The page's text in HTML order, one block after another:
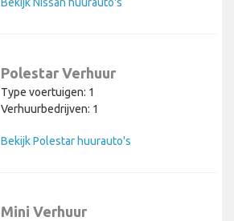
Polestar Verhuur
Type voertuigen: 1
Verhuurbedrijven: 1
Bekijk Polestar huurauto's
Mini Verhuur